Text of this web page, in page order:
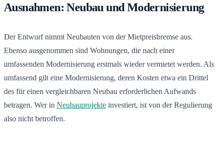
Ausnahmen: Neubau und Modernisierung
Der Entwurf nimmt Neubauten von der Mietpreisbremse aus.
Ebenso ausgenommen sind Wohnungen, die nach einer
umfassenden Modernisierung erstmals wieder vermietet werden. Als
umfassend gilt eine Modernisierung, deren Kosten etwa ein Drittel
des für einen vergleichbaren Neubau erforderlichen Aufwands
betragen. Wer in Neubauprojekte investiert, ist von der Regulierung
also nicht betroffen.